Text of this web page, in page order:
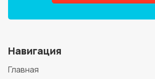
Навигация
Главная